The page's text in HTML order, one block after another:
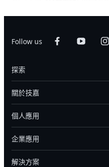
Follow us
探索
關於技嘉
個人應用
企業應用
解決方案